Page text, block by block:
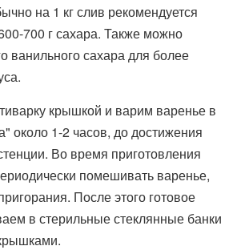
на 1 кг слив рекомендуется
700 г сахара. Также можно
ванильного сахара для более
крышкой и варим варенье в
около 1-2 часов, до достижения
Во время приготовления
помешивать варенье,
После этого готовое
в стерильные стеклянные банки